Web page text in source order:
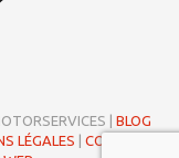
| BLOG
LÉGALES COOKIES